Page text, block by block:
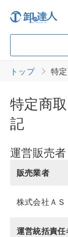
トップ 特
特定商
記
運営販売者
販売業者
株式会社Ａ
運営統括責任